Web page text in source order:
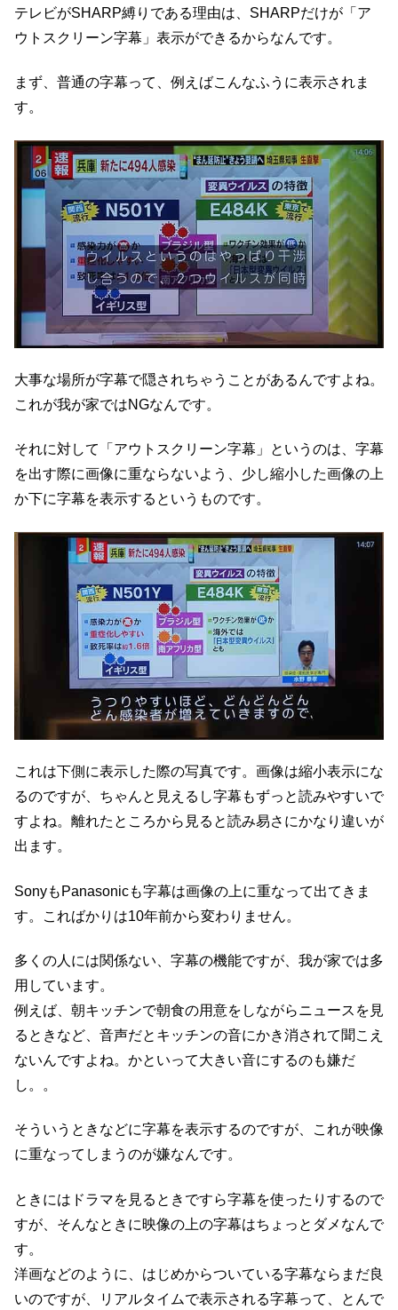
テレビがSHARP縛りである理由は、SHARPだけが「ア
ウトスクリーン字幕」表示ができるからなんです。
まず、普通の字幕って、例えばこんなふうに表示されま
す。
大事な場所が字幕で隠されちゃうことがあるんですよね。
これが我が家ではNGなんです。
それに対して「アウトスクリーン字幕」というのは、字幕
を出す際に画像に重ならないよう、少し縮小した画像の上
か下に字幕を表示するというものです。
これは下側に表示した際の写真です。画像は縮小表示にな
るのですが、ちゃんと見えるし字幕もずっと読みやすいで
すよね。離れたところから見ると読み易さにかなり違いが
出ます。
SonyもPanasonicも字幕は画像の上に重なって出てきま
す。こればかりは10年前から変わりません。
多くの人には関係ない、字幕の機能ですが、我が家では多
用しています。
例えば、朝キッチンで朝食の用意をしながらニュースを見
るときなど、音声だとキッチンの音にかき消されて聞こえ
ないんですよね。かといって大きい音にするのも嫌だ
し。。
そういうときなどに字幕を表示するのですが、これが映像
に重なってしまうのが嫌なんです。
ときにはドラマを見るときですら字幕を使ったりするので
すが、そんなときに映像の上の字幕はちょっとダメなんで
す。
洋画などのように、はじめからついている字幕ならまだ良
いのですが、リアルタイムで表示される字幕って、とんで